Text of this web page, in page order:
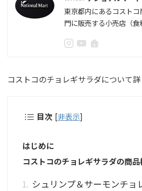
東京都内にあるコスト
門に販売する小売店（食
コストコのチョレギサラダについて詳
目次 [非表示]
はじめに
コストコのチョレギサラダの商
シュリンプ＆サーモンチョ